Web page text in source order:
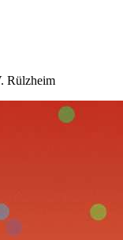
Rülzheim